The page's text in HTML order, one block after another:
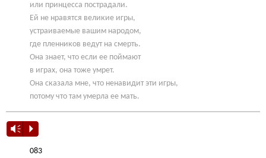
или принцесса пострадали.
Ей не нравятся великие игры,
устраиваемые вашим народом,
где пленников ведут на смерть.
Она знает, что если ее поймают
в играх, она тоже умрет.
Она сказала мне, что ненавидит эти игры,
потому что там умерла ее мать.
Vm P
083